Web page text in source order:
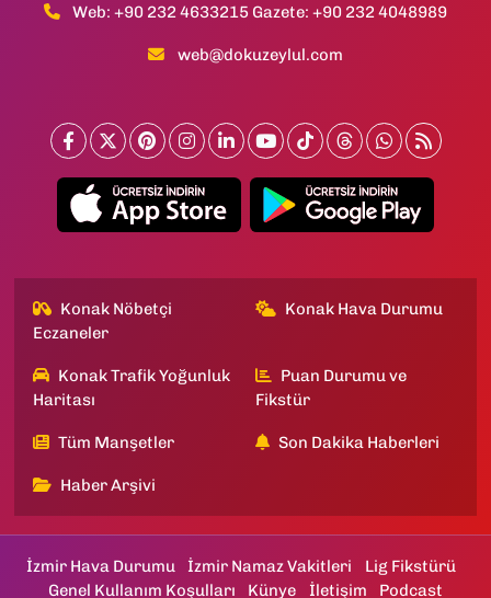
Web: +90 232 4633215 Gazete: +90 232 4048989
web@dokuzeylul.com
Konak Nöbetçi
Eczaneler
Konak Hava Durumu
Konak Trafik Yoğunluk
Haritası
Puan Durumu ve
Fikstür
Tüm Manşetler Son Dakika Haberleri
Haber Arşivi
İzmir Hava Durumu İzmir Namaz Vakitleri
Lig Fikstürü
Genel Kullanım Koşulları
Künye İletişim Podcast